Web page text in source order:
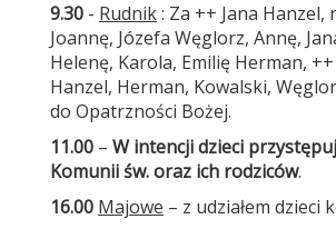
9.30 - Rudnik: Za ++ Jana Hanzel,
Joannę, Józefa Węglorz, Annę,
Helenę, Karola, Emilię Herman,
Hanzel, Herman, Kowalski,
do Opatrzności Bożej.
11.00 – W intencji dzieci
Komunii św. oraz ich rodziców.
16.00 Majowe – z udziałem dzieci